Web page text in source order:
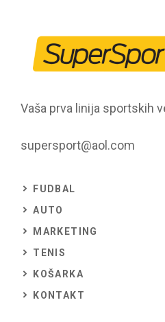
Vaša prva linija sportskih
supersport@aol.com
FUDBAL
AUTO
MARKETING
TENIS
KOŠARKA
KONTAKT